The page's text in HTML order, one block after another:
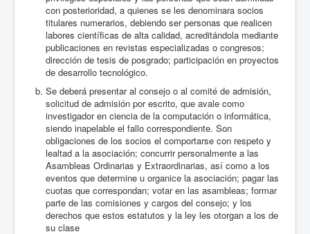
con posterioridad, a quienes se les denominara socios
titulares numerarios, debiendo ser personas que realicen
labores científicas de alta calidad, acreditándola mediante
publicaciones en revistas especializadas o congresos;
dirección de tesis de posgrado; participación en proyectos
de desarrollo tecnológico.
Se deberá presentar al consejo o al comité de admisión,
solicitud de admisión por escrito, que avale como
investigador en ciencia de la computación o informática,
siendo inapelable el fallo correspondiente. Son
obligaciones de los socios el comportarse con respeto y
lealtad a la asociación; concurrir personalmente a las
Asambleas Ordinarias y Extraordinarias, así como a los
eventos que determine u organice la asociación; pagar las
cuotas que correspondan; votar en las asambleas; formar
parte de las comisiones y cargos del consejo; y los
derechos que estos estatutos y la ley les otorgan a los de
su clase